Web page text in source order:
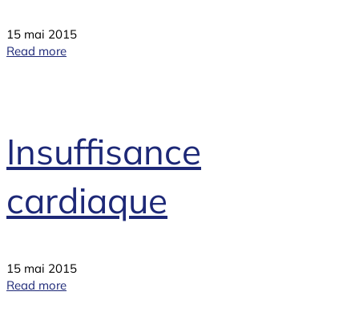
15 mai 2015
Read more
Insuffisance
cardiaque
15 mai 2015
Read more